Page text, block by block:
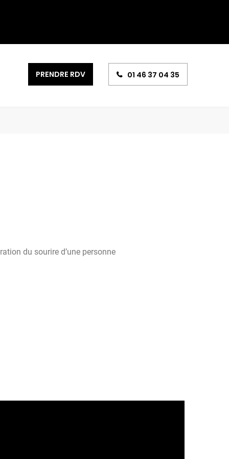
PRENDRE RDV 01 46 37 04 35
du sourire d’une personne